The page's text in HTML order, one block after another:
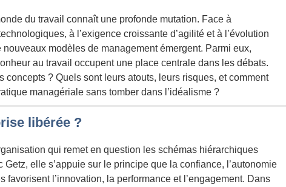
du travail connaît une profonde mutation. Face à
à l’exigence croissante d’agilité et à l’évolution
modèles de management émergent. Parmi eux,
au travail occupent une place centrale dans les débats.
concepts ? Quels sont leurs atouts, leurs risques, et comment
managériale sans tomber dans l’idéalisme ?
libérée ?
qui remet en question les schémas hiérarchiques
elle s’appuie sur le principe que la confiance, l’autonomie
l’innovation, la performance et l’engagement. Dans